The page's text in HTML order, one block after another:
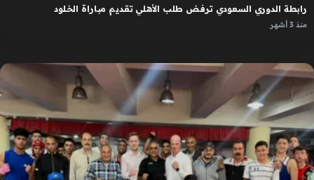
رابطة الدوري السعودي ترفض طلب الأهلي تقديم مباراة الخلود
منذ 3 أشهر